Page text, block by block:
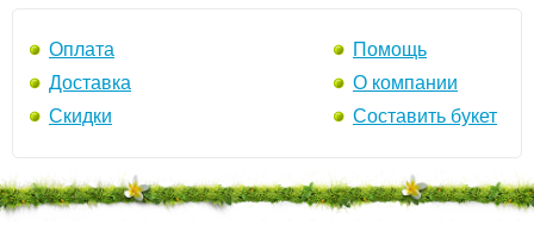
Оплата
Доставка
Скидки
Помощь
О компании
Составить букет